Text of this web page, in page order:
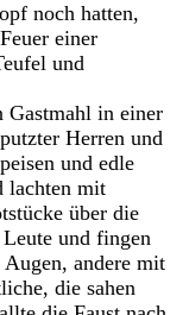
noch hatten,
einer
und
Gastmahl in einer
Herren und
und edle
lachten mit
über die
und fingen
andere mit
die sahen